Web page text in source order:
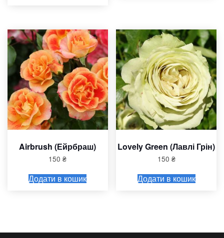
Airbrush (Ейрбраш)
150₴
Додати в кошик
Lovely Green (Лавлі Грін)
150 ₴
Додати в кошик